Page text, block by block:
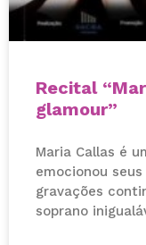
Recital
glamour”
Maria Callas é
emocionou
gravações
soprano